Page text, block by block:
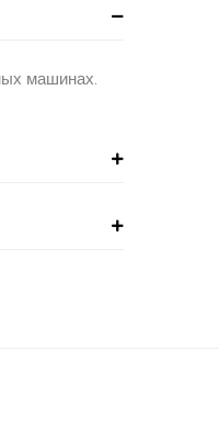
машинах.